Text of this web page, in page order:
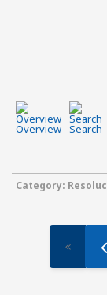
Overview Search
Category: